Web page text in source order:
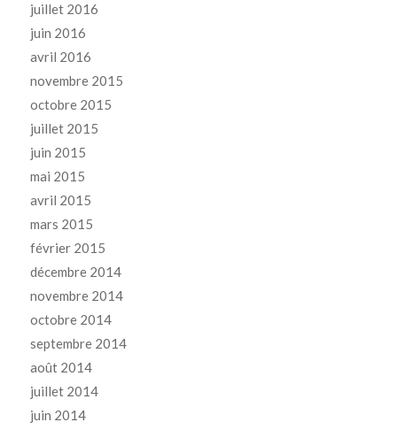
juillet 2016
juin 2016
avril 2016
novembre 2015
octobre 2015
juillet 2015
juin 2015
mai 2015
avril 2015
mars 2015
février 2015
décembre 2014
novembre 2014
octobre 2014
septembre 2014
août 2014
juillet 2014
juin 2014